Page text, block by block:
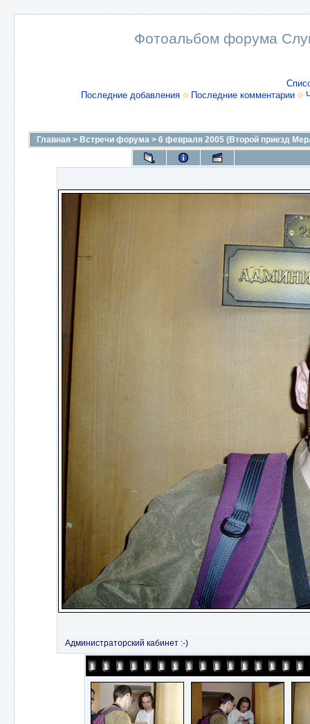
Фотоальбом форума
Последние добавления
Последние комментарии
Главная > Встречи форума > 6 февраля 2005 (Второй приезд
Администраторский кабинет :-)